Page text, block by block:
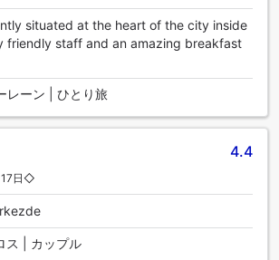
situated at the heart of the city inside
friendly staff and an amazing breakfast
レーン | ひとり旅
4.4
日◇
ス | カップル